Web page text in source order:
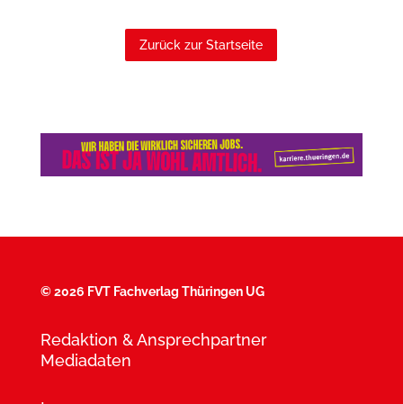
Zurück zur Startseite
©2026 FVT Fachverlag Thüringen UG
Redaktion & Ansprechpartner
Mediadaten